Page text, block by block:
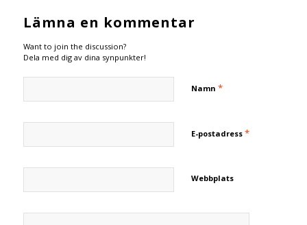
Lämna en kommentar
Want to join the discussion?
Dela med dig av dina synpunkter!
Namn *
E-postadress *
Webbplats